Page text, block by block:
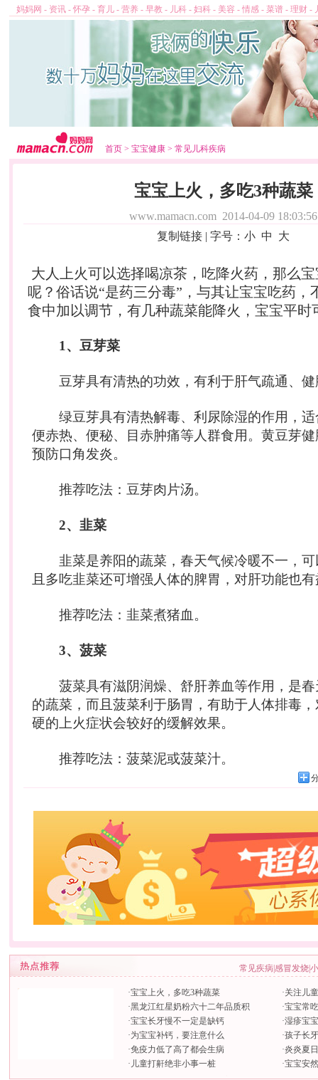
妈妈网 - 资讯 - 怀孕 - 育儿 - 营养 - 早教 - 儿科 - 妇科 - 美容 - 情感 - 菜谱 - 理财 -
首页 > 宝宝健康 > 常见儿科疾病
宝宝上火，多吃3种蔬菜
www.mamacn.com 2014-04-09 18:03:56
复制链接 | 字号： 小 中 大
大人上火可以选择喝凉茶，吃降火药，那么
呢？俗话说“是药三分毒”，与其让宝宝吃药，
食中加以调节，有几种蔬菜能降火，宝宝平时
1、豆芽菜
豆芽具有清热的功效，有利于肝气疏通、健
绿豆芽具有清热解毒、利尿除湿的作用，适
便赤热、便秘、目赤肿痛等人群食用。黄豆芽
预防口角发炎。
推荐吃法：豆芽肉片汤。
2、韭菜
韭菜是养阳的蔬菜，春天气候冷暖不一，可
且多吃韭菜还可增强人体的脾胃，对肝功能也
推荐吃法：韭菜煮猪血。
3、菠菜
菠菜具有滋阴润燥、舒肝养血等作用，是春
的蔬菜，而且菠菜利于肠胃，有助于人体排毒
硬的上火症状会较好的缓解效果。
推荐吃法：菠菜泥或菠菜汁。
常见疾病感冒发烧
·宝宝上火，多吃3种蔬菜
·黑龙江红星奶粉六十二年品质积
·宝宝长牙慢不一定是缺钙
·为宝宝补钙，要注意什么
·免疫力低了高了都会生病
· 儿童打鼾绝非小事一桩
·关注儿
·宝宝常
·湿疹宝
·孩子长
·炎炎夏
·宝宝安